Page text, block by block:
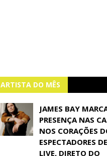
ARTISTA DO MÊS
JAMES BAY
PRESENÇA NAS
NOS CORAÇÕES
ESPECTADORES
LIVE, DIRETO DO